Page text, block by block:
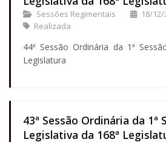
Sessões Regimentais 18/12/
Realizada
44ª Sessão Ordinária da 1ª
Legislatura
43ª Sessão Ordinária da 1ª
Legislativa da 168ª